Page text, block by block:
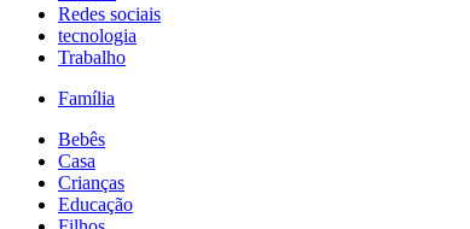
Redes sociais
tecnologia
Trabalho
Família
Bebês
Casa
Crianças
Educação